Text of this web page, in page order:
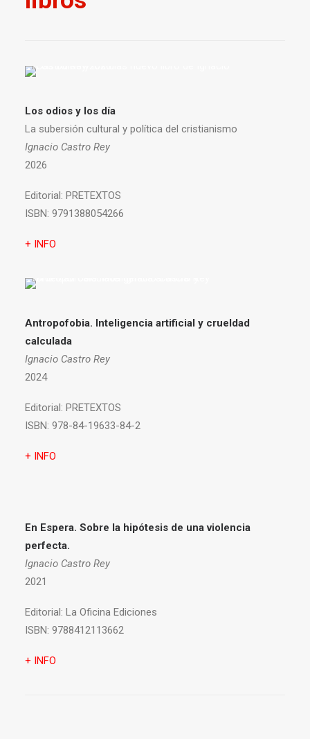
Los odios y los día
La subersión cultural y política del cristianismo
Ignacio Castro Rey
2026
Editorial: PRETEXTOS
ISBN: 9791388054266
+ INFO
Antropofobia. Inteligencia artificial y crueldad
calculada
Ignacio Castro Rey
2024
Editorial: PRETEXTOS
ISBN: 978-84-19633-84-2
+ INFO
En Espera. Sobre la hipótesis de una violencia
perfecta.
Ignacio Castro Rey
2021
Editorial: La Oficina Ediciones
ISBN: 9788412113662
+ INFO